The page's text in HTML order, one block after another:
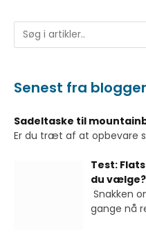
Søg
Senest fra
Sadeltaske til
Er du træt af at opbevare
Test:
du vælge?
Snakken
gange nå